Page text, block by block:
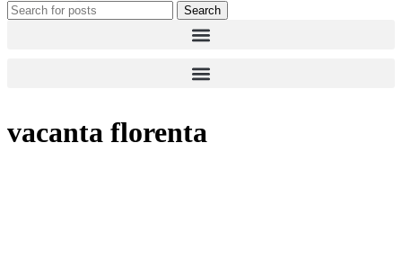
Search
vacanta florenta